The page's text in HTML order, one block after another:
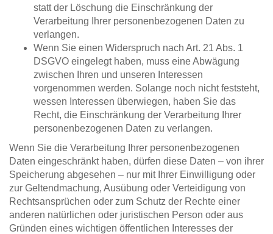
statt der Löschung die Einschränkung der
Verarbeitung Ihrer personenbezogenen Daten zu
verlangen.
Wenn Sie einen Widerspruch nach Art. 21 Abs. 1
DSGVO eingelegt haben, muss eine Abwägung
zwischen Ihren und unseren Interessen
vorgenommen werden. Solange noch nicht feststeht,
wessen Interessen überwiegen, haben Sie das
Recht, die Einschränkung der Verarbeitung Ihrer
personenbezogenen Daten zu verlangen.
Wenn Sie die Verarbeitung Ihrer personenbezogenen
Daten eingeschränkt haben, dürfen diese Daten – von ihrer
Speicherung abgesehen – nur mit Ihrer Einwilligung oder
zur Geltendmachung, Ausübung oder Verteidigung von
Rechtsansprüchen oder zum Schutz der Rechte einer
anderen natürlichen oder juristischen Person oder aus
Gründen eines wichtigen öffentlichen Interesses der